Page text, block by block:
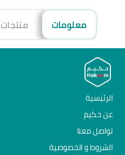
معلومات منتجات
الرئيسية
عن حكيم
تواصل معنا
الشروط و الخصوصية